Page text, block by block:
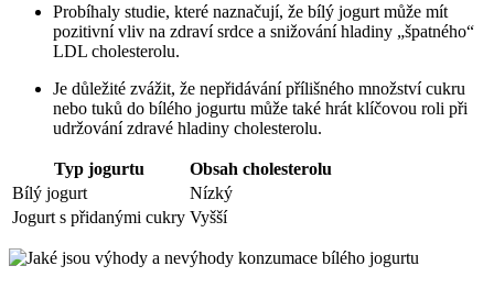
Probíhaly studie, které naznačují, že bílý jogurt může mít
pozitivní vliv na zdraví srdce a snižování hladiny „špatného“
LDL cholesterolu.
Je důležité zvážit, že nepřidávání přílišného množství cukru
nebo tuků do bílého jogurtu může také hrát klíčovou roli při
udržování zdravé hladiny cholesterolu.
Typ jogurtu
Obsah cholesterolu
Bílý jogurt
Nízký
Jogurt s přidanými cukry Vyšší